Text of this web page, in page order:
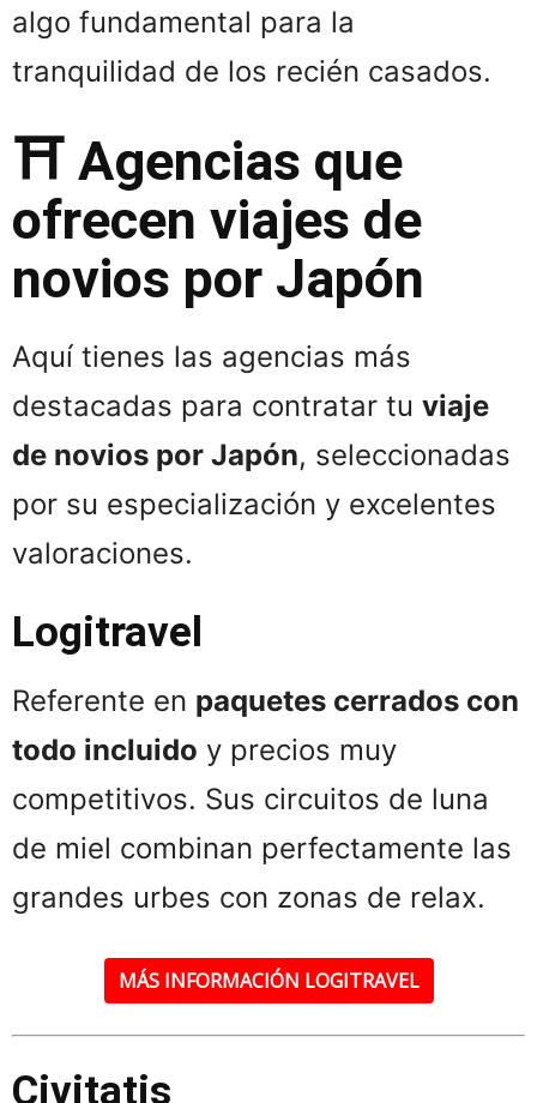
algo fundamental para la
tranquilidad de los recién casados.
⛩️ Agencias que
ofrecen viajes de
novios por Japón
Aquí tienes las agencias más
destacadas para contratar tu viaje
de novios por Japón, seleccionadas
por su especialización y excelentes
valoraciones.
Logitravel
Referente en paquetes cerrados con
todo incluido y precios muy
competitivos. Sus circuitos de luna
de miel combinan perfectamente las
grandes urbes con zonas de relax.
MÁS INFORMACIÓN LOGITRAVEL
Civitatis